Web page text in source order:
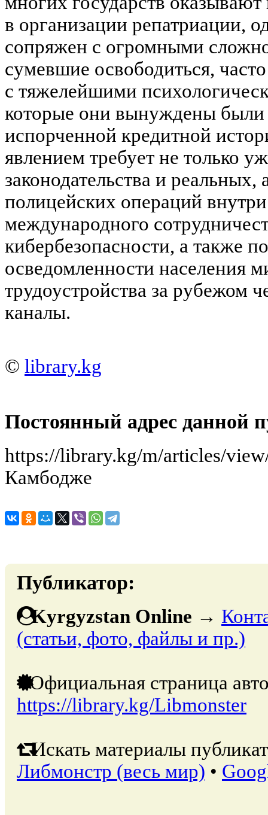
в организации репатриации,
сопряжен с огромными
сумевшие освободиться,
с тяжелейшими
которые они вынуждены были
испорченной кредитной
явлением требует не только
законодательства и реальных,
полицейских операций
международного
кибербезопасности, а также
осведомленности населения
трудоустройства за рубежом
каналы.
© library.kg
Постоянный адрес данной
https://library.kg/m/articles/
Камбодже
Публикатор:
Kyrgyzstan Online →
(статьи, фото, файлы и пр.)
Официальная страница
https://library.kg/Libmonster
Искать материалы
Либмонстр (весь мир) •